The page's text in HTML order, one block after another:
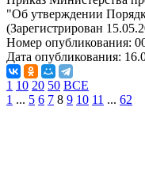
"Об утверждении
(Зарегистрирован
Номер опубликования:
Дата опубликования:
1 10 20 50 ВСЕ
1 ... 5 6 7 8 9 10 11 ... 62